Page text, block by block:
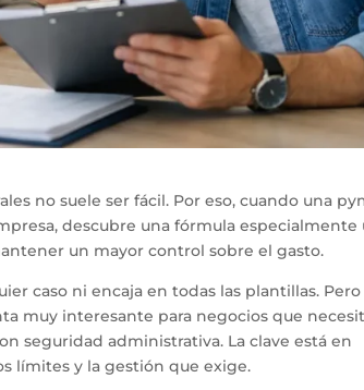
no suele ser fácil. Por eso, cuando una
descubre una fórmula especialmente
un mayor control sobre el gasto.
caso ni encaja en todas las plantillas. Pero
muy interesante para negocios que
seguridad administrativa. La clave está en
límites y la gestión que exige.